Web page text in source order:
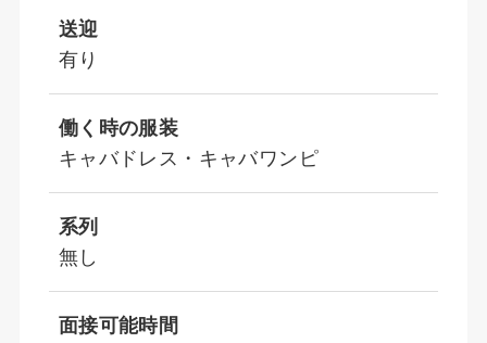
送迎
有り
働く時の服装
キャバドレス・キャバワンピ
系列
無し
面接可能時間